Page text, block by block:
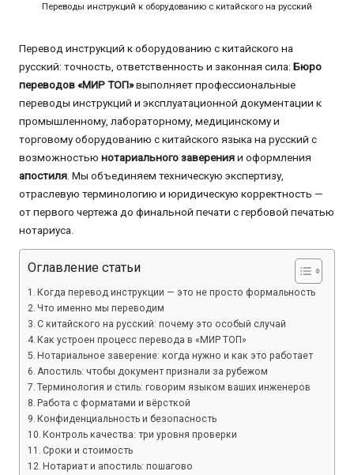
Переводы инструкций к оборудованию с китайского на русский
Перевод инструкций к оборудованию с китайского на
русский: точность, ответственность и законная сила: Бюро
переводов «МИР ТОП»выполняет профессиональные
переводы инструкций и эксплуатационной документации к
промышленному, лабораторному, медицинскому и
торговому оборудованию с китайского языка на русский с
возможностью нотариального заверенияи оформления
апостиля . Мы объединяем техническую экспертизу,
отраслевую терминологию и юридическую корректность —
от первого чертежа до финальной печати с гербовой печатью
нотариуса.
Оглавление статьи
Когда перевод инструкции — это не просто формальность
Что именно мы переводим
С китайского на русский: почему это особый случай
Как устроен процесс перевода в «МИР ТОП»
Нотариальное заверение: когда нужно и как это работает
Апостиль: чтобы документ признали за рубежом
Терминология и стиль: говорим языком ваших инженеров
Работа с форматами и вёрсткой
Конфиденциальность и безопасность
Контроль качества: три уровня проверки
Сроки и стоимость
Нотариат и апостиль: пошагово